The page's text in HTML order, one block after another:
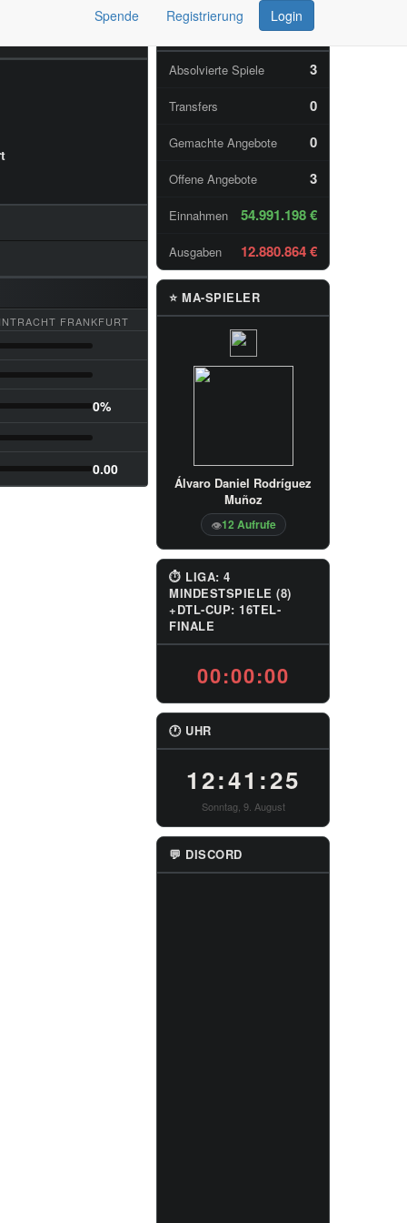
Spende Registrierung
Login
FRANKFURT
0%
0.00
📊 TAGESSTATISTIKEN
Absolvierte Spiele 3
Transfers 0
Gemachte Angebote 0
Offene Angebote 3
Einnahmen 54.991.198 €
Ausgaben 12.880.864 €
⭐ MA-SPIELER
Álvaro Daniel Rodríguez
Muñoz
👁12 Aufrufe
⏱ LIGA: 4
MINDESTSPIELE (8)
+DTL-CUP: 16TEL-
FINALE
00:00:00
🕐 UHR
12:41:26
Sonntag, 9. August
💬 DISCORD